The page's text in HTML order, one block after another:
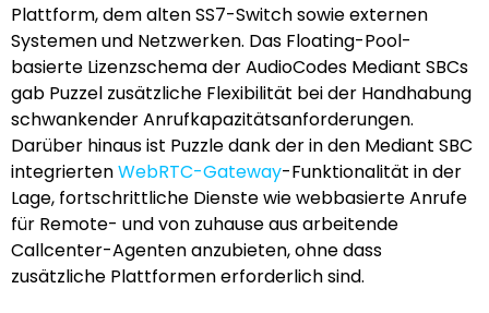
Plattform, dem alten SS7-Switch sowie externen
Systemen und Netzwerken. Das Floating-Pool-
basierte Lizenzschema der AudioCodes Mediant SBCs
gab Puzzel zusätzliche Flexibilität bei der Handhabung
schwankender Anrufkapazitätsanforderungen.
Darüber hinaus ist Puzzle dank der in den Mediant SBC
integriertenWebRTC-Gateway-Funktionalität in der
Lage, fortschrittliche Dienste wie webbasierte Anrufe
für Remote- und von zuhause aus arbeitende
Callcenter-Agenten anzubieten, ohne dass
zusätzliche Plattformen erforderlich sind.